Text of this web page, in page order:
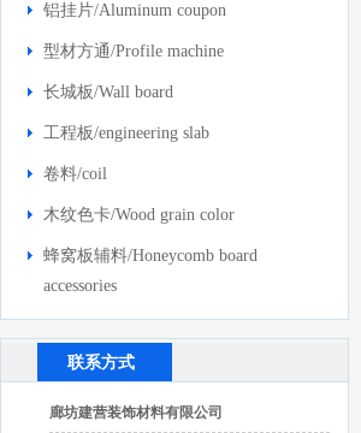
铝挂片/Aluminum coupon
型材方通/Profile machine
长城板/Wall board
工程板/engineering slab
卷料/coil
木纹色卡/Wood grain color
蜂窝板辅料/Honeycomb board
accessories
联系方式
廊坊建营装饰材料有限公司